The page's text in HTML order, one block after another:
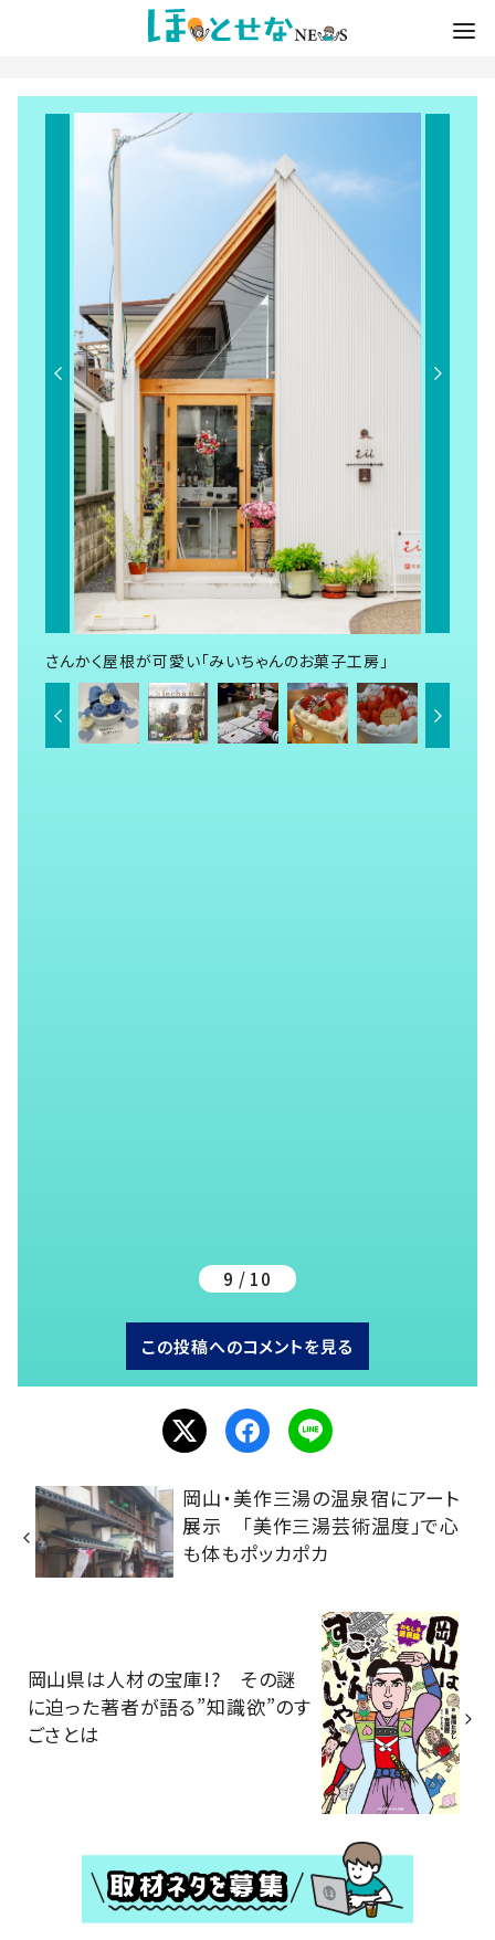
さんかく屋根が可愛い「みいちゃんのお菓子工房」
9 / 10
この投稿へのコメントを見る
岡山・美作三湯の温泉宿にアート
展示 「美作三湯芸術温度」で心
も体もポッカポカ
岡山県は人材の宝庫!? その謎
に迫った著者が語る”知識欲”のす
ごさとは